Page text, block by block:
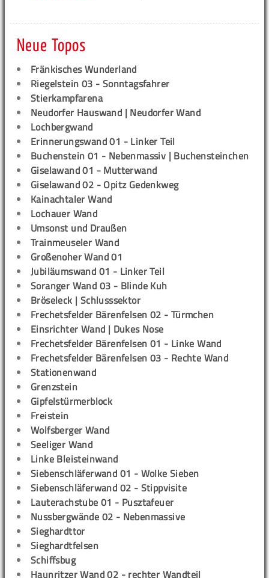
Neue Topos
Fränkisches Wunderland
Riegelstein 03 - Sonntagsfahrer
Stierkampfarena
Neudorfer Hauswand | Neudorfer Wand
Lochbergwand
Erinnerungswand 01 - Linker Teil
Buchenstein 01 - Nebenmassiv | Buchensteinchen
Giselawand 01 - Mutterwand
Giselawand 02 - Opitz Gedenkweg
Kainachtaler Wand
Lochauer Wand
Umsonst und Draußen
Trainmeuseler Wand
Großenoher Wand 01
Jubiläumswand 01 - Linker Teil
Soranger Wand 03 - Blinde Kuh
Bröseleck | Schlusssektor
Frechetsfelder Bärenfelsen 02 - Türmchen
Einsrichter Wand | Dukes Nose
Frechetsfelder Bärenfelsen 01 - Linke Wand
Frechetsfelder Bärenfelsen 03 - Rechte Wand
Stationenwand
Grenzstein
Gipfelstürmerblock
Freistein
Wolfsberger Wand
Seeliger Wand
Linke Bleisteinwand
Siebenschläferwand 01 - Wolke Sieben
Siebenschläferwand 02 - Stippvisite
Lauterachstube 01 - Pusztafeuer
Nussbergwände 02 - Nebenmassive
Sieghardttor
Sieghardtfelsen
Schiffsbug
Haunritzer Wand 02 - rechter Wandteil